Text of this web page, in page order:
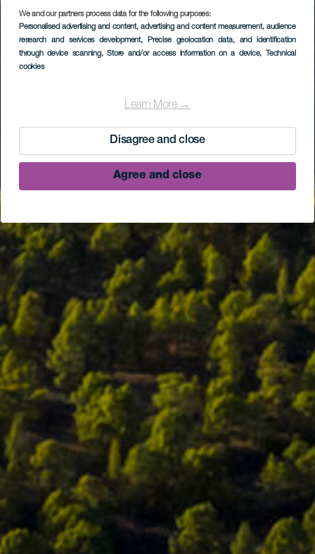
We and our partners process data for the following purposes:
Personalised advertising and content, advertising and content measurement, audience
research and services development, Precise geolocation data, and identification
through device scanning, Store and/or access information on a device, Technical
cookies
Learn More →
Disagree and close
Agree and close